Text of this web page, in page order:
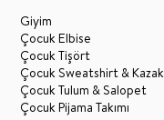
Giyim
Çocuk Elbise
Çocuk Tişört
Çocuk Sweatshirt & Kazak
Çocuk Tulum & Salopet
Çocuk Pijama Takımı